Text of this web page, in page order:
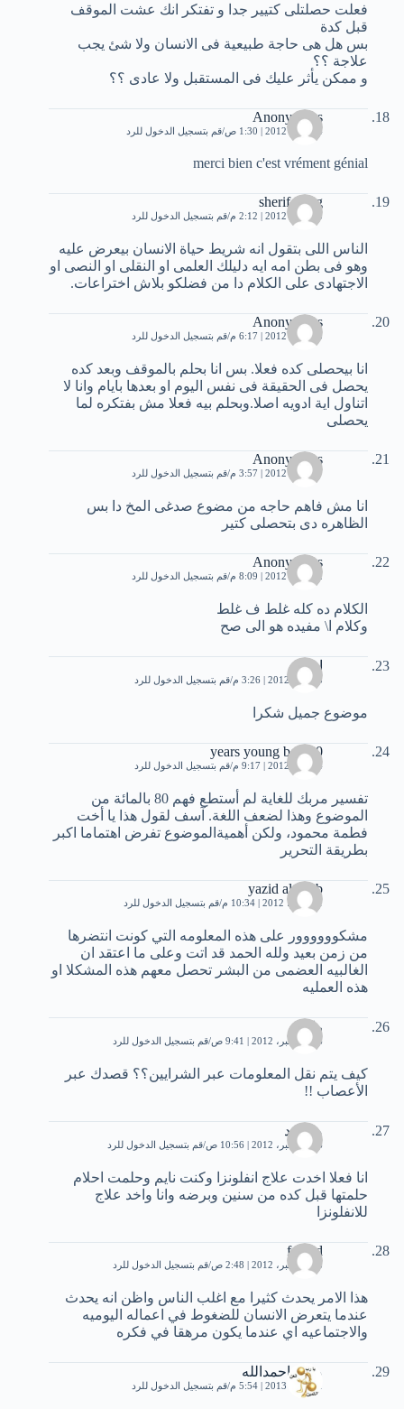
فعلت حصلتلى كتيير جدا و تفتكر انك عشت الموقف
قبل كدة
بس هل هى حاجة طبيعية فى الانسان ولا شئ يجب
علاجة ؟؟
و ممكن يأثر عليك فى المستقبل ولا عادى ؟؟
Anonymous
14 مايو، 2012 | 1:30 ص قم بتسجيل الدخول للرد
merci bien c'est vrément génial
sherif farag
15 مايو، 2012 | 2:12 م قم بتسجيل الدخول للرد
الناس اللى بتقول انه شريط حياة الانسان بيعرض عليه
وهو فى بطن امه ايه دليلك العلمى او النقلى او النصى او
الاجتهادى على الكلام دا من فضلكو بلاش اختراعات.
Anonymous
15 مايو، 2012 | 6:17 م قم بتسجيل الدخول للرد
انا بيحصلى كده فعلا. بس انا بحلم بالموقف وبعد كده
يحصل فى الحقيقة فى نفس اليوم او بعدها بايام وانا لا
اتناول اية ادويه اصلا.وبحلم بيه فعلا مش بفتكره لما
يحصلى
Anonymous
17 مايو، 2012 | 3:57 م قم بتسجيل الدخول للرد
انا مش فاهم حاجه من مضوع صدغى المخ دا بس
الظاهره دى بتحصلى كتير
Anonymous
22 مايو، 2012 | 8:09 م قم بتسجيل الدخول للرد
الكلام ده كله غلط ف غلط
وكلام ا\ مفيده هو الى صح
افنان
3 يونيو، 2012 | 3:26 م قم بتسجيل الدخول للرد
موضوع جميل شكرا
40 years young boy
4 يونيو، 2012 | 9:17 م قم بتسجيل الدخول للرد
تفسير مربك للغاية لم أستطع فهم 80 بالمائة من
الموضوع وهذا لضعف اللغة. آسف لقول هذا يا أخت
فطمة محمود، ولكن أهميةالموضوع تفرض اهتماما اكبر
بطريقة التحرير
yazid altayeb
11 يونيو، 2012 | 10:34 م قم بتسجيل الدخول للرد
مشكوووووور على هذه المعلومه التي كونت انتضرها
من زمن بعيد ولله الحمد قد اتت وعلى ما اعتقد ان
الغالبيه العضمى من البشر تحصل معهم هذه المشكلا او
هذه العمليه
رائد
26 ديسمبر، 2012 | 9:41 ص قم بتسجيل الدخول للرد
كيف يتم نقل المعلومات عبر الشرايين؟؟ قصدك عبر
الأعصاب !!
محمود
26 ديسمبر، 2012 | 10:56 ص قم بتسجيل الدخول للرد
انا فعلا اخدت علاج انفلونزا وكنت نايم وحلمت احلام
حلمتها قبل كده من سنين وبرضه وانا واخد علاج
للانفلونزا
ferhad
28 ديسمبر، 2012 | 2:48 ص قم بتسجيل الدخول للرد
هذا الامر يحدث كثيرا مع اغلب الناس واظن انه يحدث
عندما يتعرض الانسان للضغوط في اعماله اليوميه
والاجتماعيه اي عندما يكون مرهقا في فكره
محمداحمدالله
21 يناير، 2013 | 5:54 م قم بتسجيل الدخول للرد